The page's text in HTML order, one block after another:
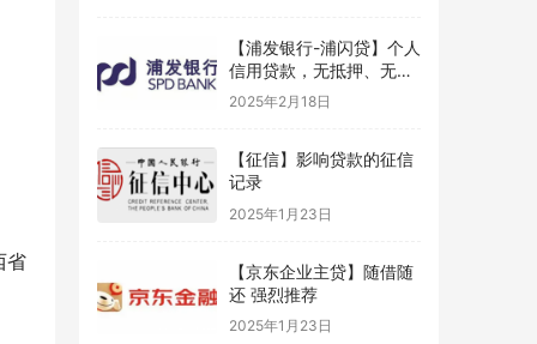
省
【浦发银行-浦闪贷】个人
信用贷款，无抵押、无担
保
2025年2月18日
【征信】影响贷款的征信
记录
2025年1月23日
【京东企业主贷】随借随
还 强烈推荐
2025年1月23日